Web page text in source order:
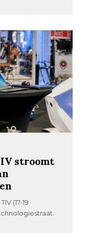
stroomt
(17-19